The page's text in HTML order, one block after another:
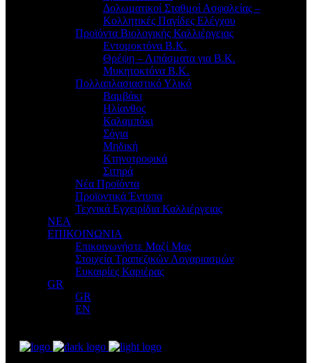
Δολωματικοί Σταθμοί Ασφαλείας –
Κολλητικές Παγίδες Ελέγχου
Προϊόντα Βιολογικής Καλλιέργειας
Εντομοκτόνα Β.Κ.
Θρέψη – Λιπάσματα για Β.Κ.
Μυκητοκτόνα Β.Κ.
Πολλαπλασιαστικό Υλικό
Βαμβάκι
Ηλίανθος
Καλαμπόκι
Σόγια
Μηδική
Κτηνοτροφικά
Σιτηρά
Νέα Προϊόντα
Προϊοντικά Έντυπα
Τεχνικά Εγχειρίδια Καλλιέργειας
ΝΕΑ
ΕΠΙΚΟΙΝΩΝΙΑ
Επικοινωνήστε Μαζί Μας
Στοιχεία Τραπεζικών Λογαριασμών
Ευκαιρίες Καριέρας
GR
GR
EN